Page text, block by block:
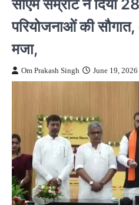
परियोजनाओं की
मजा,
Om Prakash Singh June 19, 2026